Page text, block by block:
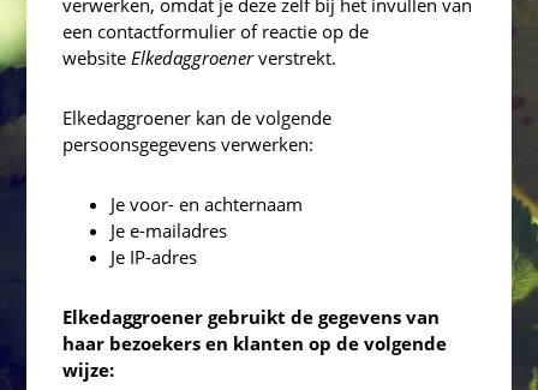
verwerken, omdat je deze zelf bij het invullen van
een contactformulier of reactie op de
websiteElkedaggroenerverstrekt.
Elkedaggroener kan de volgende
persoonsgegevens verwerken:
Je voor- en achternaam
Je e-mailadres
Je IP-adres
Elkedaggroener gebruikt de gegevens van
haar bezoekers en klanten op de volgende
wijze: